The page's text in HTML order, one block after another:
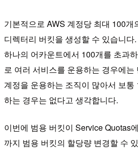
기본적으로 AWS 계정당 최대 100개
디렉터리 버킷을 생성할 수 있습니다.
하나의 어카운트에서 100개를 초과
로 여러 서비스를 운용하는 경우에
계정을 운용하는 조직이 많아서 보
하는 경우는 없다고 생각합니다.
이번에 범용 버킷이 Service Quotas
까지 범용 버킷의 할당량 변경할 수